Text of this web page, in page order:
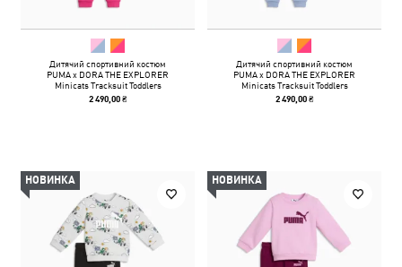
Дитячий спортивний костюм
PUMA x DORA THE EXPLORER
Minicats Tracksuit Toddlers
2 490,00 ₴
Дитячий спортивний костюм
PUMA x DORA THE EXPLORER
Minicats Tracksuit Toddlers
2 490,00 ₴
НОВИНКА НОВИНКА